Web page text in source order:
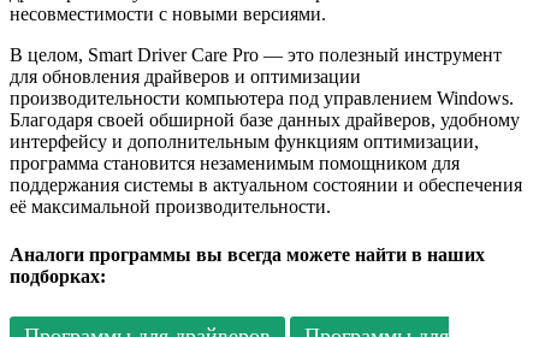
несовместимости с новыми версиями.
В целом, Smart Driver Care Pro — это полезный инструмент
для обновления драйверов и оптимизации
производительности компьютера под управлением Windows.
Благодаря своей обширной базе данных драйверов, удобному
интерфейсу и дополнительным функциям оптимизации,
программа становится незаменимым помощником для
поддержания системы в актуальном состоянии и обеспечения
её максимальной производительности.
Аналоги программы вы всегда можете найти в наших
подборках: